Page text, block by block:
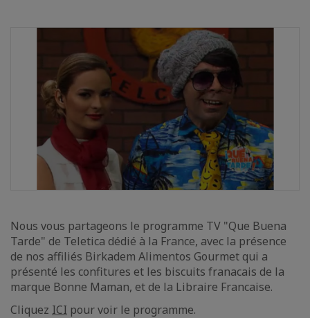
Nous vous partageons le programme TV "Que Buena
Tarde" de Teletica dédié à la France, avec la présence
de nos affiliés Birkadem Alimentos Gourmet qui a
présenté les confitures et les biscuits franacais de la
marque Bonne Maman, et de la Libraire Francaise.
Cliquez ICI pour voir le programme.